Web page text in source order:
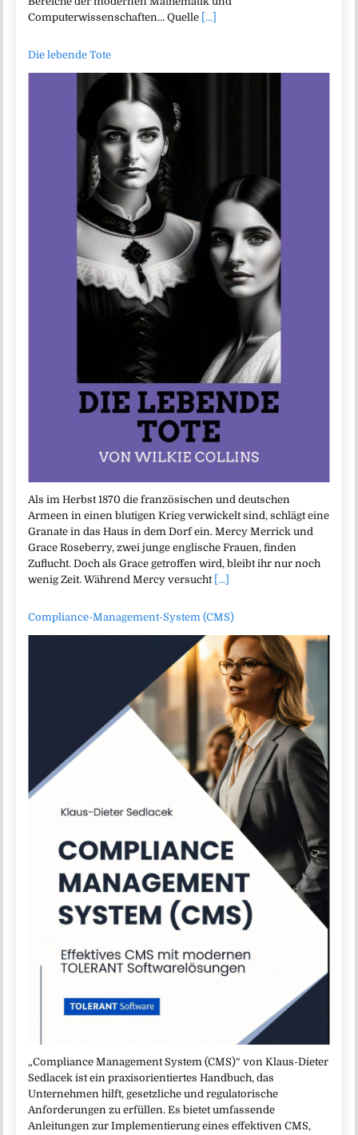
Computerwissenschaften… Quelle [...]
Die lebende Tote
Als im Herbst 1870 die französischen und deutschen
Armeen in einen blutigen Krieg verwickelt sind, schlägt eine
Granate in das Haus in dem Dorf ein. Mercy Merrick und
Grace Roseberry, zwei junge englische Frauen, finden
Zuflucht. Doch als Grace getroffen wird, bleibt ihr nur noch
wenig Zeit. Während Mercy versucht [...]
Compliance-Management-System (CMS)
„Compliance Management System (CMS)“ von Klaus-Dieter
Sedlacek ist ein praxisorientiertes Handbuch, das
Unternehmen hilft, gesetzliche und regulatorische
Anforderungen zu erfüllen. Es bietet umfassende
Anleitungen zur Implementierung eines effektiven CMS,